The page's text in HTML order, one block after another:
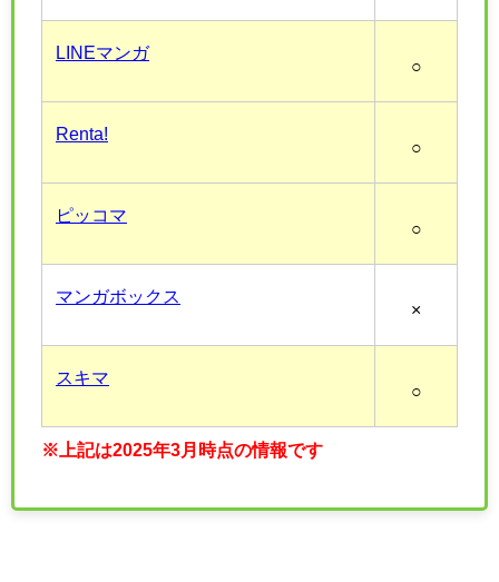
LINEマンガ
○
Renta!
○
ピッコマ
○
マンガボックス
×
スキマ
○
※上記は2025年3月時点の情報です